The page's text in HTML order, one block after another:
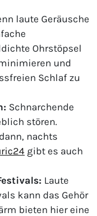
laute Geräusche
Ohrstöpsel
und
Schlaf zu
Schnarchende
stören.
nachts
gibt es auch
Laute
kann das Gehör
bieten hier eine